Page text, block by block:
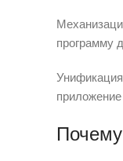
программу